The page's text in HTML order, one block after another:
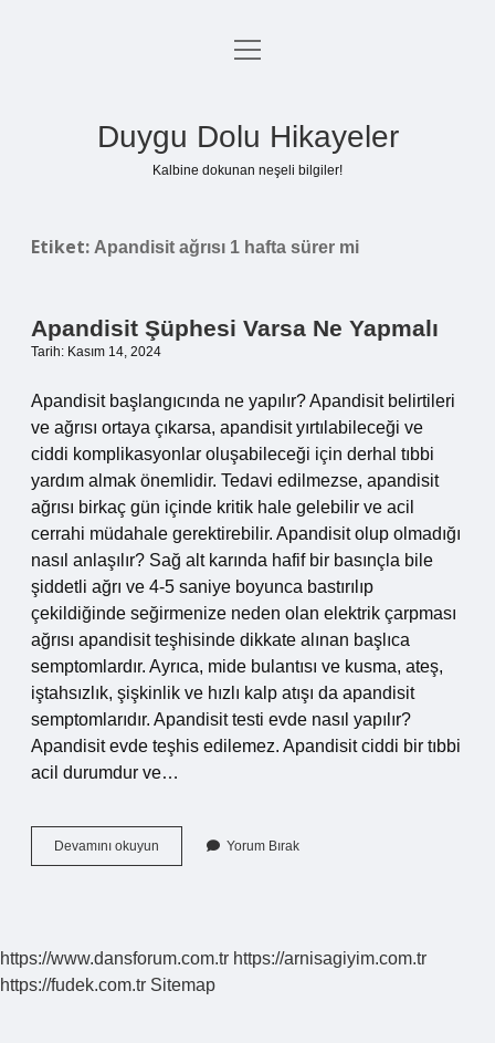
Anasayfa
menüyü
Duygu Dolu Hikayeler
Kalbine dokunan neşeli bilgiler!
Etiket: Apandisit ağrısı 1 hafta sürer mi
Apandisit Şüphesi Varsa Ne Yapmalı
Tarih: Kasım 14, 2024
Apandisit başlangıcında ne yapılır? Apandisit belirtileri
ve ağrısı ortaya çıkarsa, apandisit yırtılabileceği ve
ciddi komplikasyonlar oluşabileceği için derhal tıbbi
yardım almak önemlidir. Tedavi edilmezse, apandisit
ağrısı birkaç gün içinde kritik hale gelebilir ve acil
cerrahi müdahale gerektirebilir. Apandisit olup olmadığı
nasıl anlaşılır? Sağ alt karında hafif bir basınçla bile
şiddetli ağrı ve 4-5 saniye boyunca bastırılıp
çekildiğinde seğirmenize neden olan elektrik çarpması
ağrısı apandisit teşhisinde dikkate alınan başlıca
semptomlardır. Ayrıca, mide bulantısı ve kusma, ateş,
iştahsızlık, şişkinlik ve hızlı kalp atışı da apandisit
semptomlarıdır. Apandisit testi evde nasıl yapılır?
Apandisit evde teşhis edilemez. Apandisit ciddi bir tıbbi
acil durumdur ve…
Devamını okuyun Apandisit
Şüphesi
Yorum Bırak
https://www.dansforum.com.tr https://arnisagiyim.com.tr
https://fudek.com.tr Sitemap